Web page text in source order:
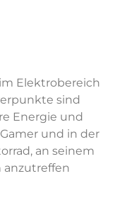
Elektrobereich
sind
Energie und
und in der
an seinem
anzutreffen